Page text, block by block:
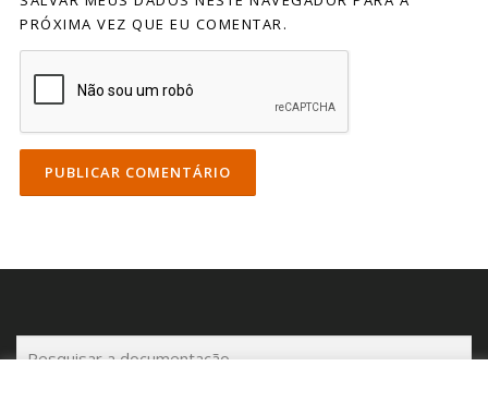
PRÓXIMA VEZ QUE EU COMENTAR.